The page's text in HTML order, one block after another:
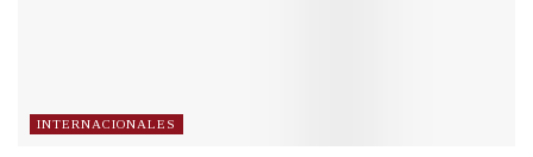
INTERNACIONALES